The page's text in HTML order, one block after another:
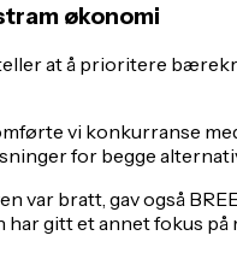
økonomi
at å prioritere
vi konkurranse
for begge
var bratt, gav også
gitt et annet fokus på